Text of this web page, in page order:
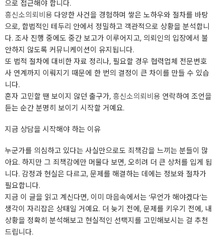
으로 접근해야 합니다.
흥신소의뢰비용 다양한 사건을 경험하며 쌓은 노하우와 절차를 바탕
으로, 합법적인 테두리 안에서 정밀하고 객관적으로 상황을 분석합니
다. 조사 진행 중에도 중간 보고가 이루어지고, 의뢰인의 입장에서 불
안하지 않도록 커뮤니케이션이 유지됩니다.
또 법적 절차에 대비한 자료 정리나, 필요할 경우 협력업체 전문변호
사 연계까지 이뤄지기 때문에 한 번의 결정이 큰 차이를 만들 수 있습
니다.
혼자 고민할 땐 보이지 않던 출구가,흥신소의뢰비용 연락하여 조언을
듣는 순간 분명히 보이기 시작할 거예요.
지금 상담을 시작해야 하는 이유
누군가를 의심하고 있다는 사실만으로도 죄책감을 느끼는 분들이 많
아요. 하지만 그 죄책감에만 머물다 보면, 오히려 더 큰 상처를 입게 됩
니다. 감정과 현실은 다르고, 문제를 해결하는 데에는 정보와 절차가
필요합니다.
지금 이 글을 읽고 계신다면, 이미 마음속에서는 ‘무언가 해야겠다’는
생각이 자리잡은 상태일 거예요. 더 늦기 전에, 문제를 키우기 전에, 내
상황을 정확히 분석해보고 현실적인 선택지를 고민해보시는 걸 추천
드립니다.